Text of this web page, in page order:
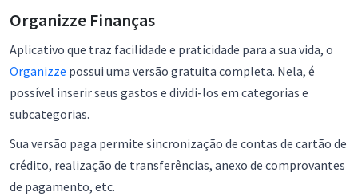
Organizze Finanças
Aplicativo que traz facilidade e praticidade para a sua vida, o
Organizze possui uma versão gratuita completa. Nela, é
possível inserir seus gastos e dividi-los em categorias e
subcategorias.
Sua versão paga permite sincronização de contas de cartão de
crédito, realização de transferências, anexo de comprovantes
de pagamento, etc.